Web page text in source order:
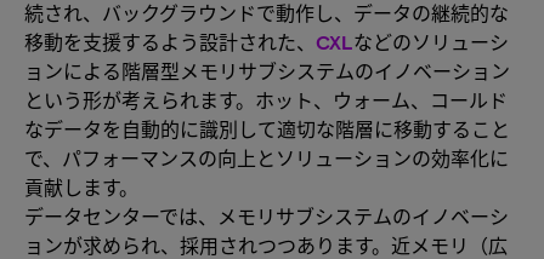
続され、バックグラウンドで動作し、データの継続的な
移動を支援するよう設計された、 CXLなどのソリューシ
ョンによる階層型メモリサブシステムのイノベーション
という形が考えられます。ホット、ウォーム、コールド
なデータを自動的に識別して適切な階層に移動すること
で、パフォーマンスの向上とソリューションの効率化に
貢献します。
データセンターでは、メモリサブシステムのイノベーシ
ョンが求められ、採用されつつあります。近メモリ（広